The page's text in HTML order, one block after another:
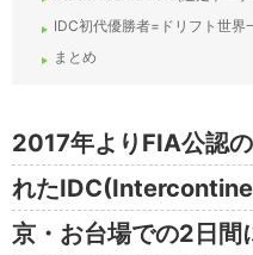
IDC初代優勝者=ドリフト世界
まとめ
2017年よりFIA公認
れた
京・お台場での2日間